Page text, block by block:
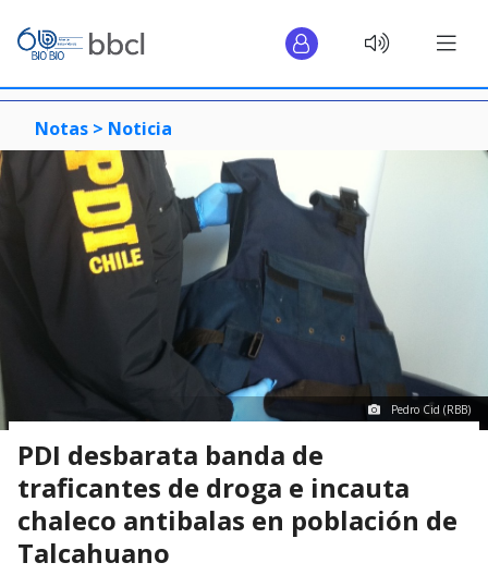
Notas > Noticia
Pedro Cid (RBB)
PDI desbarata banda de
traficantes de droga e incauta
chaleco antibalas en población de
Talcahuano